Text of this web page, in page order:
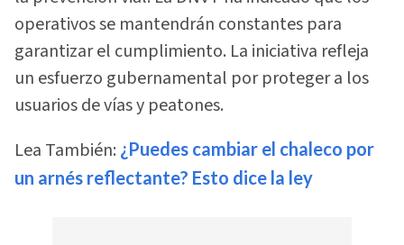
operativos se mantendrán constantes para
garantizar el cumplimiento. La iniciativa refleja
un esfuerzo gubernamental por proteger a los
usuarios de vías y peatones.
Lea También: ¿Puedes cambiar el chaleco por
un arnés reflectante? Esto dice la ley